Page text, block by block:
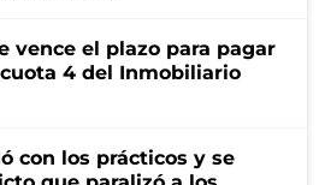
vence el plazo para pagar
4 del Inmobiliario
con los prácticos y se